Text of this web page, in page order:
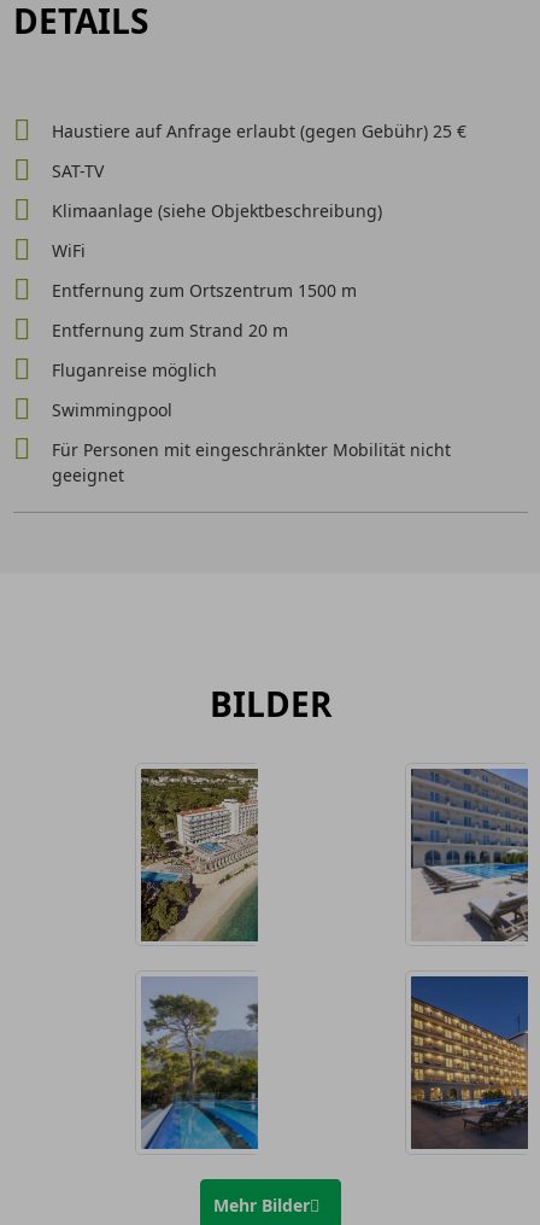
DETAILS
Haustiere auf Anfrage erlaubt (gegen Gebühr) 25 €
SAT-TV
Klimaanlage (siehe Objektbeschreibung)
WiFi
Entfernung zum Ortszentrum 1500 m
Entfernung zum Strand 20 m
Fluganreise möglich
Swimmingpool
Für Personen mit eingeschränkter Mobilität nicht
geeignet
BILDER
Mehr Bilder